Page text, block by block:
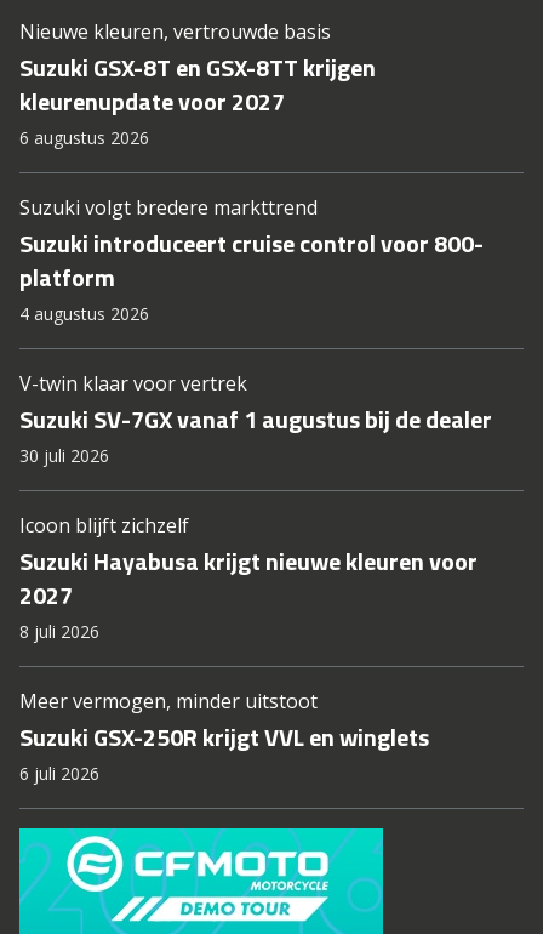
Nieuwe kleuren, vertrouwde basis
Suzuki GSX-8T en GSX-8TT krijgen
kleurenupdate voor 2027
6 augustus 2026
Suzuki volgt bredere markttrend
Suzuki introduceert cruise control voor 800-
platform
4 augustus 2026
V-twin klaar voor vertrek
Suzuki SV-7GX vanaf 1 augustus bij de dealer
30 juli 2026
Icoon blijft zichzelf
Suzuki Hayabusa krijgt nieuwe kleuren voor
2027
8 juli 2026
Meer vermogen, minder uitstoot
Suzuki GSX-250R krijgt VVL en winglets
6 juli 2026